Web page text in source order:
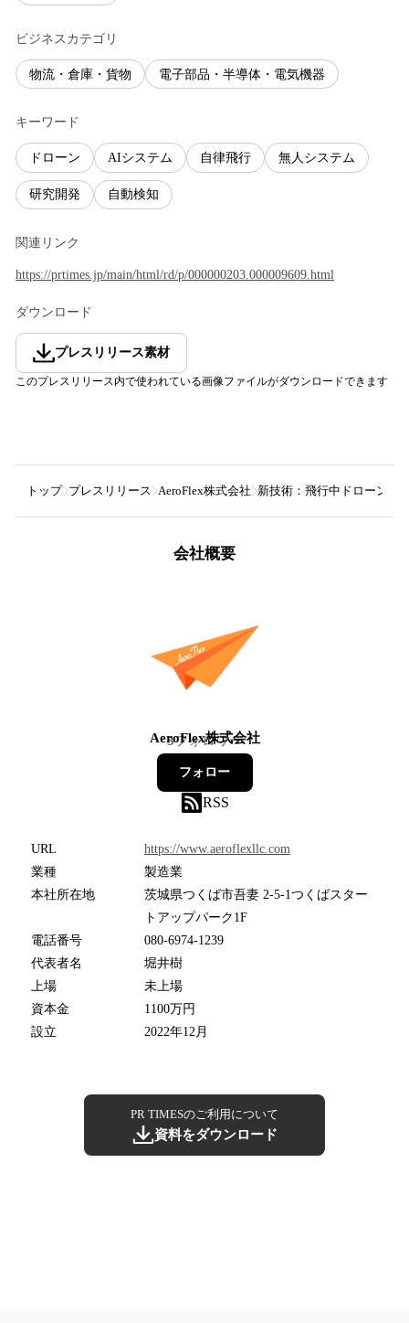
ビジネスカテゴリ
物流・倉庫・貨物 電子部品・半導体・電気機器
キーワード
ドローン AIシステム 自律飛行 無人システム
研究開発 自動検知
関連リンク
https://prtimes.jp/main/html/rd/p/000000203.000009609.html
ダウンロード
プレスリリース素材
このプレスリリース内で使われている画像ファイルがダウンロードできます
トップ プレスリリース AeroFlex株式会社 新技術：飛行中ドローンか
会社概要
AeroFlex株式会社
3フォロワー
フォロー
RSS
URL
https://www.aeroflexllc.com
業種
製造業
本社所在地
茨城県つくば市吾妻 2-5-1つくばスター
トアップパーク1F
電話番号
080-6974-1239
代表者名
堀井樹
上場
未上場
資本金
1100万円
設立
2022年12月
PR TIMESのご利用について
資料をダウンロード